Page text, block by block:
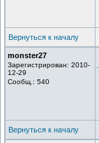
Вернуться к началу
monster27
Зарегистрирован: 2010-
12-29
Сообщ.: 540
Вернуться к началу